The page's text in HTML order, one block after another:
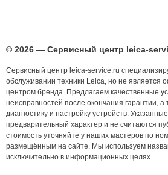
© 2026 — Сервисный центр leica-
Сервисный центр leica-service.ru
обслуживании техники Leica, но не
центром бренда. Предлагаем качественные
неисправностей после окончания гарантии, а
диагностику и настройку устройств.
предварительный характер и не считаются
стоимость уточняйте у наших мастеров по
размещённым на сайте. Мы используем
исключительно в информационных целях.